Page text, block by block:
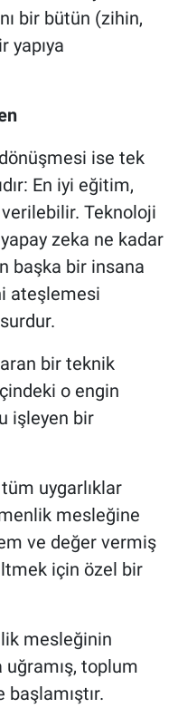
bir bütün (zihin,
yapıya
ise tek
En iyi eğitim,
Teknoloji
zeka ne kadar
başka bir insana
ateşlemesi
bir teknik
o engin
işleyen bir
uygarlıklar
mesleğine
ve değer vermiş
için özel bir
mesleğinin
toplum
başlamıştır.